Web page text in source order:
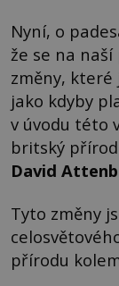
Nyní, o
že se na
změny,
jako kdyby
v úvodu této
britský
David
Tyto změny
přírodu